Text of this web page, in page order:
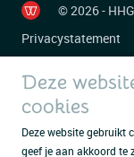
© 2026 -
Privacystatement
Deze
cookies
Deze website gebruikt
geef je aan akkoord te